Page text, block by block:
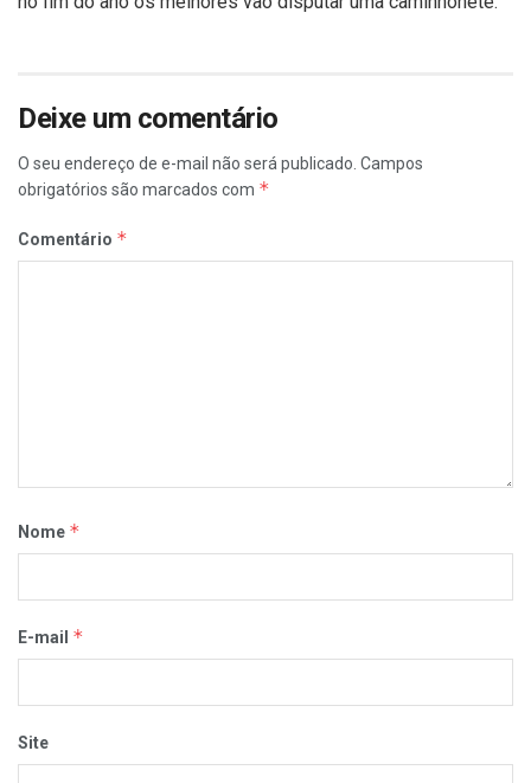
Deixe um comentário
O seu endereço de e-mail não será publicado. Campos
obrigatórios são marcados com *
Comentário *
Nome *
E-mail *
Site